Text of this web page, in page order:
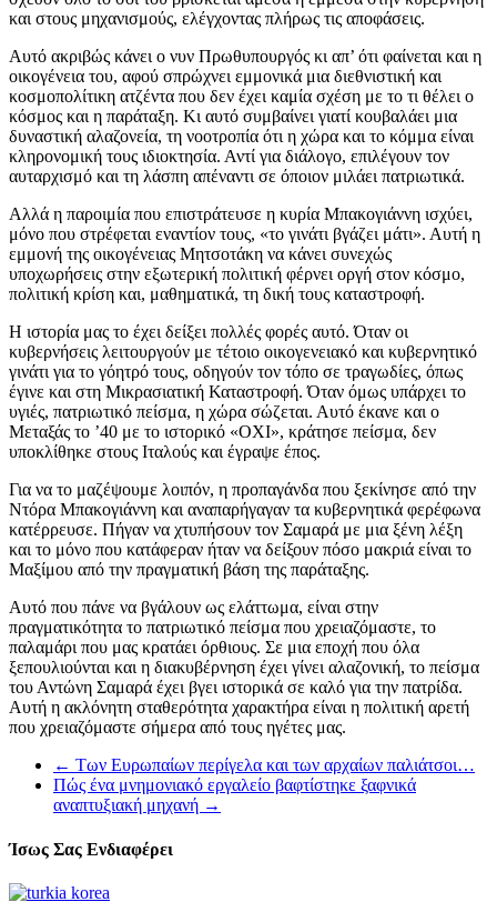
και στους μηχανισμούς, ελέγχοντας πλήρως τις αποφάσεις.
Αυτό ακριβώς κάνει ο νυν Πρωθυπουργός κι απ’ ότι φαίνεται και η
οικογένεια του, αφού σπρώχνει εμμονικά μια διεθνιστική και
κοσμοπολίτικη ατζέντα που δεν έχει καμία σχέση με το τι θέλει ο
κόσμος και η παράταξη. Κι αυτό συμβαίνει γιατί κουβαλάει μια
δυναστική αλαζονεία, τη νοοτροπία ότι η χώρα και το κόμμα είναι
κληρονομική τους ιδιοκτησία. Αντί για διάλογο, επιλέγουν τον
αυταρχισμό και τη λάσπη απέναντι σε όποιον μιλάει πατριωτικά.
Αλλά η παροιμία που επιστράτευσε η κυρία Μπακογιάννη ισχύει,
μόνο που στρέφεται εναντίον τους, «το γινάτι βγάζει μάτι». Αυτή η
εμμονή της οικογένειας Μητσοτάκη να κάνει συνεχώς
υποχωρήσεις στην εξωτερική πολιτική φέρνει οργή στον κόσμο,
πολιτική κρίση και, μαθηματικά, τη δική τους καταστροφή.
Η ιστορία μας το έχει δείξει πολλές φορές αυτό. Όταν οι
κυβερνήσεις λειτουργούν με τέτοιο οικογενειακό και κυβερνητικό
γινάτι για το γόητρό τους, οδηγούν τον τόπο σε τραγωδίες, όπως
έγινε και στη Μικρασιατική Καταστροφή. Όταν όμως υπάρχει το
υγιές, πατριωτικό πείσμα, η χώρα σώζεται. Αυτό έκανε και ο
Μεταξάς το ’40 με το ιστορικό «ΟΧΙ», κράτησε πείσμα, δεν
υποκλίθηκε στους Ιταλούς και έγραψε έπος.
Για να το μαζέψουμε λοιπόν, η προπαγάνδα που ξεκίνησε από την
Ντόρα Μπακογιάννη και αναπαρήγαγαν τα κυβερνητικά φερέφωνα
κατέρρευσε. Πήγαν να χτυπήσουν τον Σαμαρά με μια ξένη λέξη
και το μόνο που κατάφεραν ήταν να δείξουν πόσο μακριά είναι το
Μαξίμου από την πραγματική βάση της παράταξης.
Αυτό που πάνε να βγάλουν ως ελάττωμα, είναι στην
πραγματικότητα το πατριωτικό πείσμα που χρειαζόμαστε, το
παλαμάρι που μας κρατάει όρθιους. Σε μια εποχή που όλα
ξεπουλιούνται και η διακυβέρνηση έχει γίνει αλαζονική, το πείσμα
του Αντώνη Σαμαρά έχει βγει ιστορικά σε καλό για την πατρίδα.
Αυτή η ακλόνητη σταθερότητα χαρακτήρα είναι η πολιτική αρετή
που χρειαζόμαστε σήμερα από τους ηγέτες μας.
← Των Ευρωπαίων περίγελα και των αρχαίων παλιάτσοι…
Πώς ένα μνημονιακό εργαλείο βαφτίστηκε ξαφνικά
αναπτυξιακή μηχανή →
Ίσως Σας Ενδιαφέρει